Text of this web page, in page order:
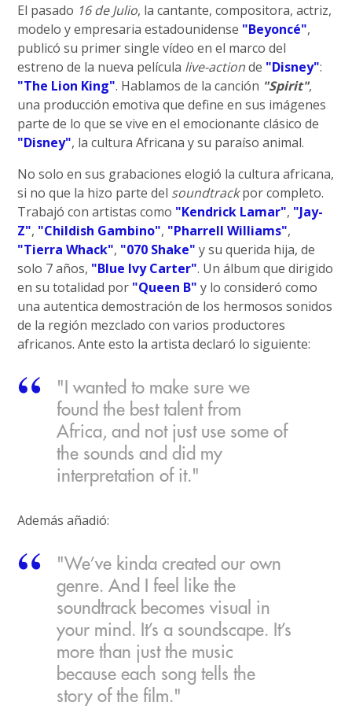
El pasado 16 de Julio, la cantante, compositora, actriz,
modelo y empresaria estadounidense "Beyoncé",
publicó su primer single vídeo en el marco del
estreno de la nueva película live-actionde "Disney":
"The Lion King". Hablamos de la canción "Spirit",
una producción emotiva que define en sus imágenes
parte de lo que se vive en el emocionante clásico de
"Disney", la cultura Africana y su paraíso animal.
No solo en sus grabaciones elogió la cultura africana,
si no que la hizo parte del soundtrackpor completo.
Trabajó con artistas como "Kendrick Lamar", "Jay-
Z", "Childish Gambino", "Pharrell Williams",
"Tierra Whack", "070 Shake" y su querida hija, de
solo 7 años, "Blue Ivy Carter". Un álbum que dirigido
en su totalidad por "Queen B" y lo consideró como
una autentica demostración de los hermosos sonidos
de la región mezclado con varios productores
africanos. Ante esto la artista declaró lo siguiente:
"I wanted to make sure we
found the best talent from
Africa, and not just use some of
the sounds and did my
interpretation of it."
Además añadió:
"We’ve kinda created our own
genre. And I feel like the
soundtrack becomes visual in
your mind. It’s a soundscape. It’s
more than just the music
because each song tells the
story of the film."